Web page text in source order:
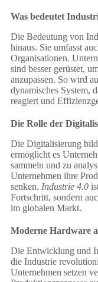
Was bedeutet
Die Bedeutung von
hinaus. Sie umfasst
Organisationen.
sind besser gerüstet,
anzupassen. So wird
dynamisches System,
reagiert und
Die Rolle der
Die Digitalisierung
ermöglicht es
sammeln und zu
Unternehmen ihre
senken. Industrie 4.0
Fortschritt, sondern
im globalen Markt.
Moderne Hardware
Die Entwicklung und
die Industrie
Unternehmen setzen